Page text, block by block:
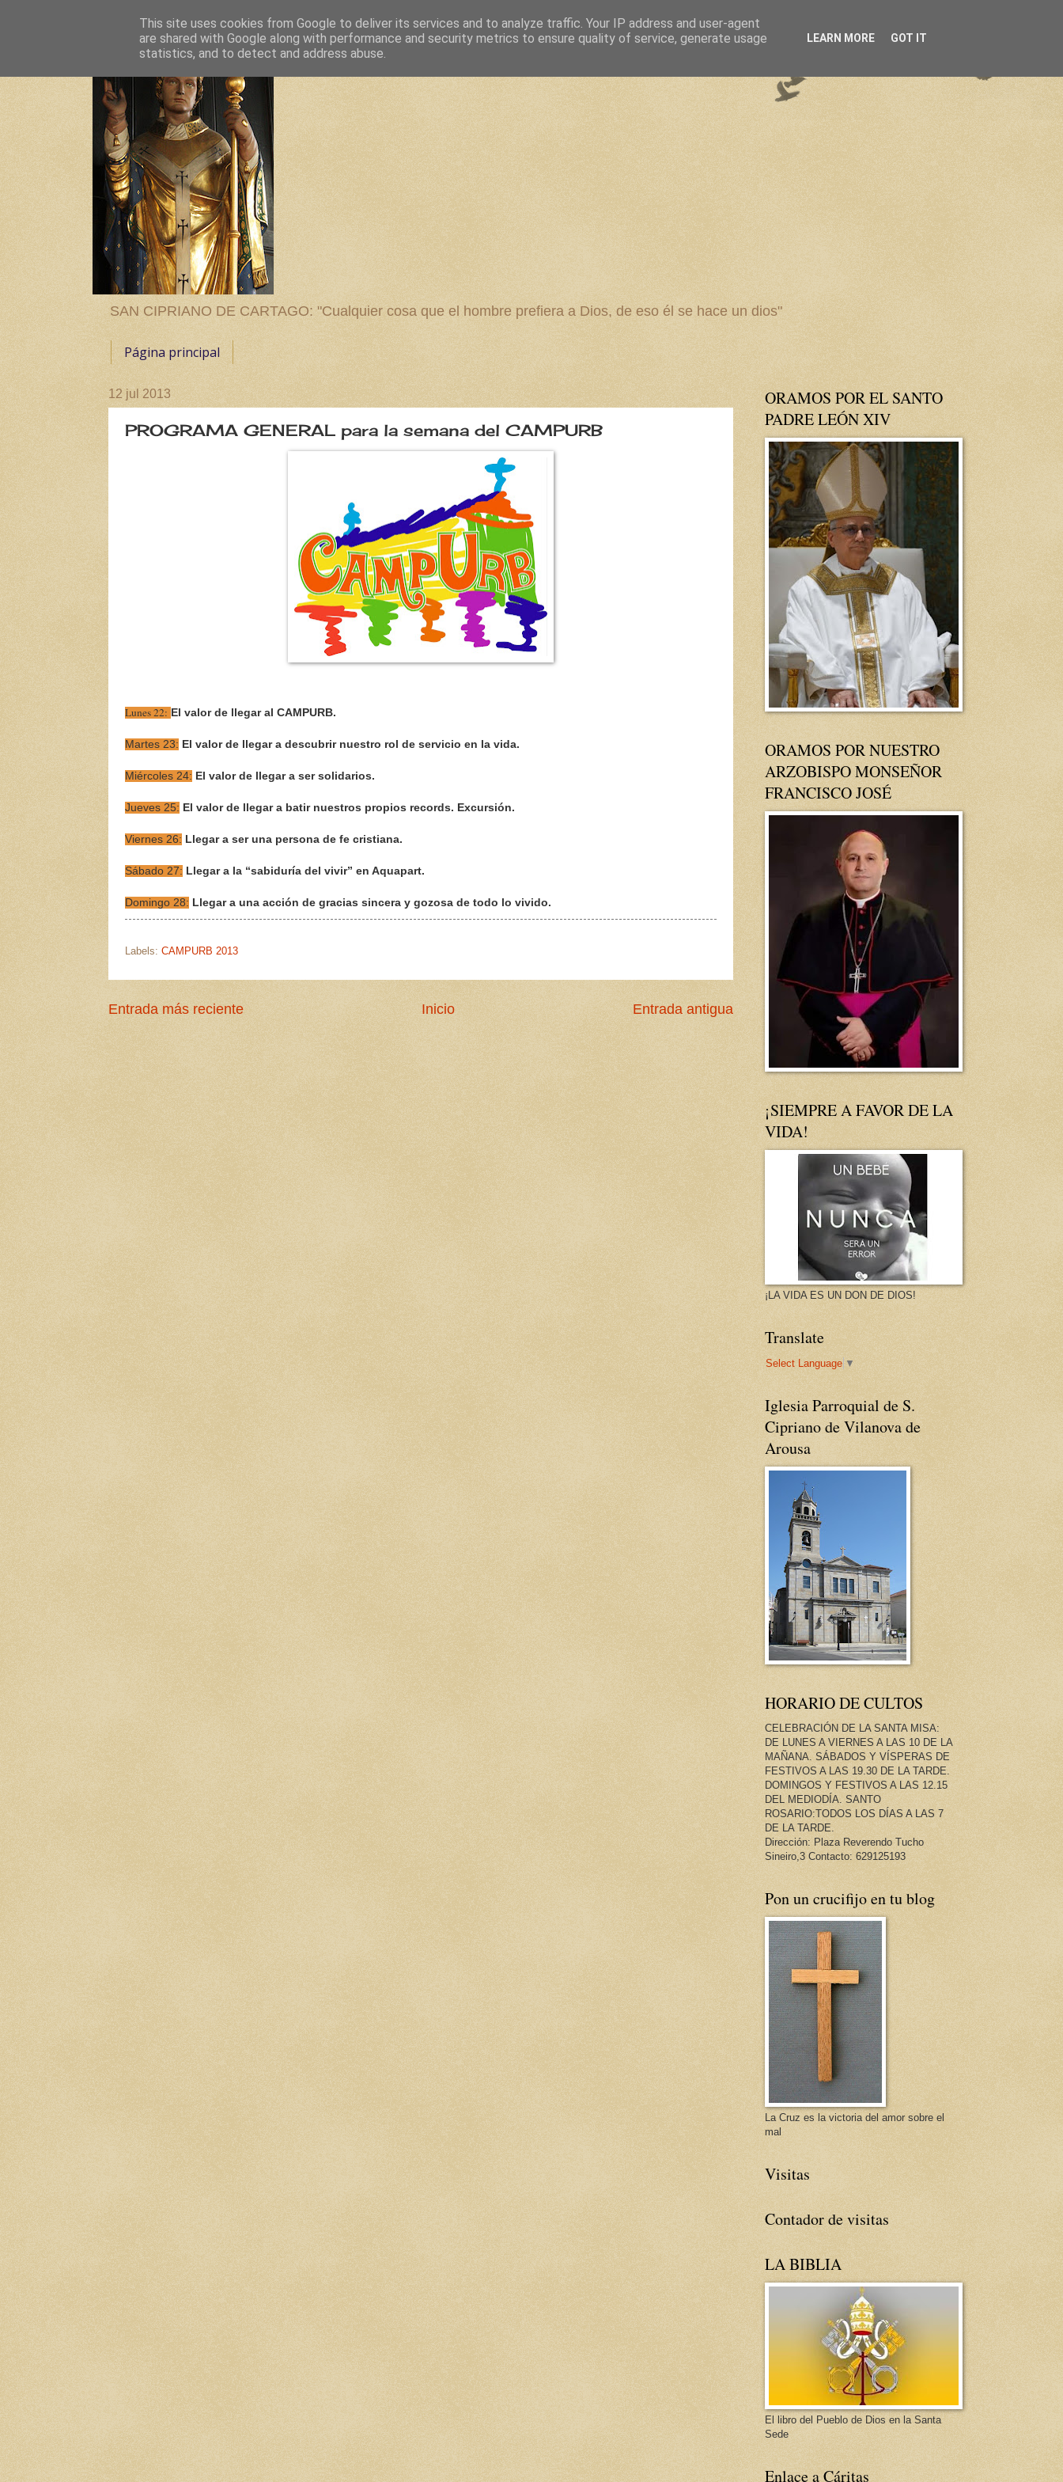
SAN CIPRIANO DE CARTAGO: "Cualquier cosa que el hombre prefiera a Dios, de eso él se hace un dios"
Página principal
12 jul 2013
PROGRAMA GENERAL para la semana del CAMPURB
Lunes 22: El valor de llegar al CAMPURB.
Martes 23: El valor de llegar a descubrir nuestro rol de servicio en la vida.
Miércoles 24: El valor de llegar a ser solidarios.
Jueves 25: El valor de llegar a batir nuestros propios records. Excursión.
Viernes 26: Llegar a ser una persona de fe cristiana.
Sábado 27: Llegar a la “sabiduría del vivir” en Aquapart.
Domingo 28: Llegar a una acción de gracias sincera y gozosa de todo lo vivido.
Labels: CAMPURB 2013
Entrada más reciente Entrada antigua
Inicio
ORAMOS POR EL SANTO
PADRE LEÓN XIV
ORAMOS POR NUESTRO
ARZOBISPO MONSEÑOR
FRANCISCO JOSÉ
¡SIEMPRE A FAVOR DE LA
VIDA!
¡LA VIDA ES UN DON DE DIOS!
Translate
Select Language ▼
Iglesia Parroquial de S.
Cipriano de Vilanova de
Arousa
HORARIO DE CULTOS
CELEBRACIÓN DE LA SANTA MISA:
DE LUNES A VIERNES A LAS 10 DE LA
MAÑANA. SÁBADOS Y VÍSPERAS DE
FESTIVOS A LAS 19.30 DE LA TARDE.
DOMINGOS Y FESTIVOS A LAS 12.15
DEL MEDIODÍA. SANTO
ROSARIO:TODOS LOS DÍAS A LAS 7
DE LA TARDE.
Dirección: Plaza Reverendo Tucho
Sineiro,3 Contacto: 629125193
Pon un crucifijo en tu blog
La Cruz es la victoria del amor sobre el
mal
Visitas
Contador de visitas
LA BIBLIA
El libro del Pueblo de Dios en la Santa
Sede
Enlace a Cáritas
This site uses cookies from Google to deliver its services and to analyze traffic. Your IP address and user-agent
are shared with Google along with performance and security metrics to ensure quality of service, generate usage
statistics, and to detect and address abuse.
LEARN MORE GOT IT